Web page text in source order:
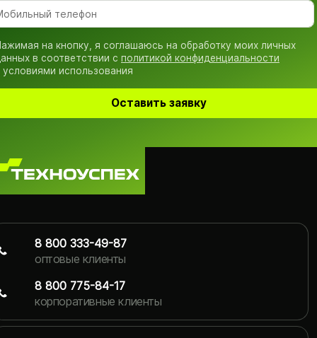
на кнопку, я соглашаюсь на обработку моих личных
в соответствии с политикой конфиденциальности
условиями использования
Оставить заявку
8 800 333-49-87
оптовые клиенты
8 800 775-84-17
корпоративные клиенты